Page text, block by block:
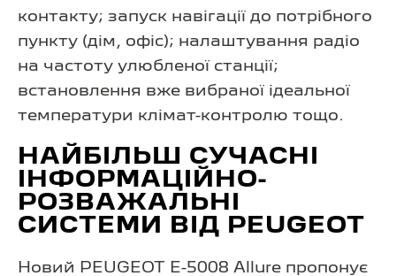
контакту; запуск навігації до потрібного
пункту (дім, офіс); налаштування радіо
на частоту улюбленої станції;
встановлення вже вибраної ідеальної
температури клімат-контролю тощо.
НАЙБІЛЬШ СУЧАСНІ
ІНФОРМАЦІЙНО-
РОЗВАЖАЛЬНІ
СИСТЕМИ ВІД PEUGEOT
Новий PEUGEOT E-5008 Allure пропонує